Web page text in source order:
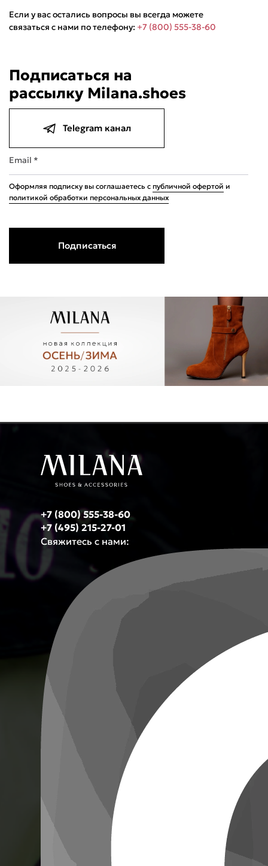
Подели МоккаДавай делить
497,50 ₽ 497,50 ₽ 497,50 ₽
Если у вас остались вопросы вы всегда можете
связаться с нами по телефону: +7 (800) 555-38-60
Подписаться на
рассылку Milana.shoes
Telegram канал
Email *
Оформляя подписку вы соглашаетесь с публичной офертой и
политикой обработки персональных данных
Подписаться
+7 (800) 555-38-60
+7 (495) 215-27-01
Свяжитесь с нами: